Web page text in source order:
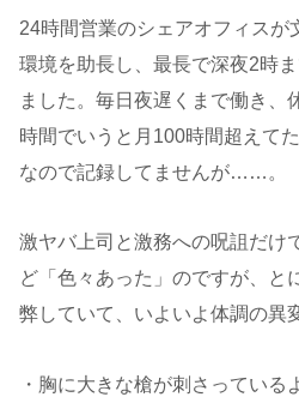
24時間営業のシェアオフィスが
環境を助長し、最長で深夜2時
ました。毎日夜遅くまで働き、
時間でいうと月100時間超えて
なので記録してませんが……。
激ヤバ上司と激務への呪詛だけ
ど「色々あった」のですが、と
弊していて、いよいよ体調の異
・胸に大きな槍が刺さっている